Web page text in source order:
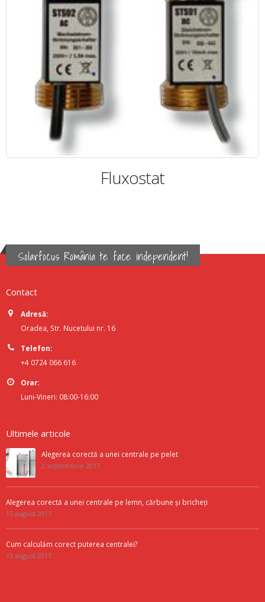
Fluxostat
Solarfocus România te face independent!
Contact
Adresă:
Oradea, Str. Nucetului nr. 16
Telefon:
+4 0724 066 616
Orar:
Luni-Vineri: 08:00-16:00
Ultimele articole
Alegerea corectă a unei centrale pe pelet
2 septembrie 2017
Alegerea corectă a unei centrale pe lemn, cărbune și bricheți
15 august 2017
Cum calculăm corect puterea centralei?
13 august 2017